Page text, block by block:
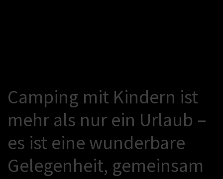
Camping mit Kindern ist
mehr als nur ein Urlaub –
es ist eine wunderbare
Gelegenheit, gemeinsam